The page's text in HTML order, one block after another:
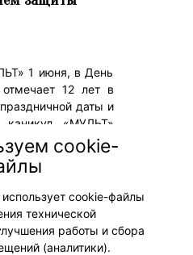
1 июня, в День
12 лет в
даты и
каникул «МУЛЬТ»
«Телекарта» (ГК
свои самые
cookie-
cookie-файлы
технической
работы и сбора
(аналитики).